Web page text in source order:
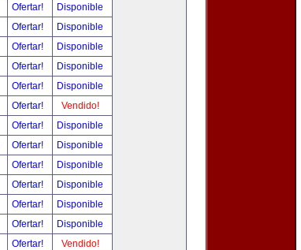
Ofertar!
Disponible
Ofertar!
Disponible
Ofertar!
Disponible
Ofertar!
Disponible
Ofertar!
Disponible
Ofertar!
Vendido!
Ofertar!
Disponible
Ofertar!
Disponible
Ofertar!
Disponible
Ofertar!
Disponible
Ofertar!
Disponible
Ofertar!
Disponible
Ofertar!
Vendido!